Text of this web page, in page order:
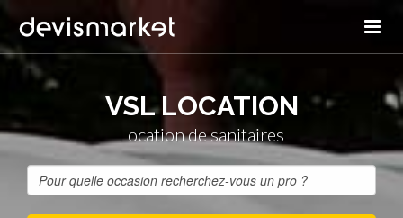
VSL LOCATION
Location de sanitaires